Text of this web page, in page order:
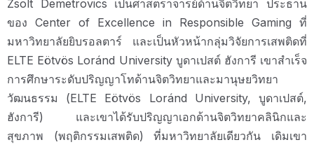
Zsolt Demetrovics เป็นศาสตราจารย์ด้านจิตวิทยา ประธาน
ของ Center of Excellence in Responsible Gaming ที่
มหาวิทยาลัยยิบรอลตาร์ และเป็นหัวหน้ากลุ่มวิจัยการเสพติดที่
ELTE Eötvös Loránd University บูดาเปสต์ ฮังการี เขาสำเร็จ
การศึกษาระดับปริญญาโทด้านจิตวิทยาและมานุษยวิทยา
วัฒนธรรม (ELTE Eötvös Loránd University, บูดาเปสต์,
ฮังการี) และเขาได้รับปริญญาเอกด้านจิตวิทยาคลินิกและ
สุขภาพ (พฤติกรรมเสพติด) ที่มหาวิทยาลัยเดียวกัน เดิมเขา